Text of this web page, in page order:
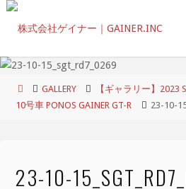
コ
ン
ホ
ー
GALLERY
【ギャラリー】2023
10号車 PONOS GAINER GT-R
23-10-
23-10-